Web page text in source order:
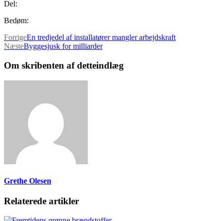
Del:
Bedøm:
ForrigeEn tredjedel af installatører mangler arbejdskraft
NæsteByggesjusk for milliarder
Om skribenten af detteindlæg
Grethe Olesen
Relaterede artikler